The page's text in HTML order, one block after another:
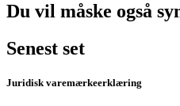
Du vil måske også
Senest set
Juridisk varemærkeerklæring